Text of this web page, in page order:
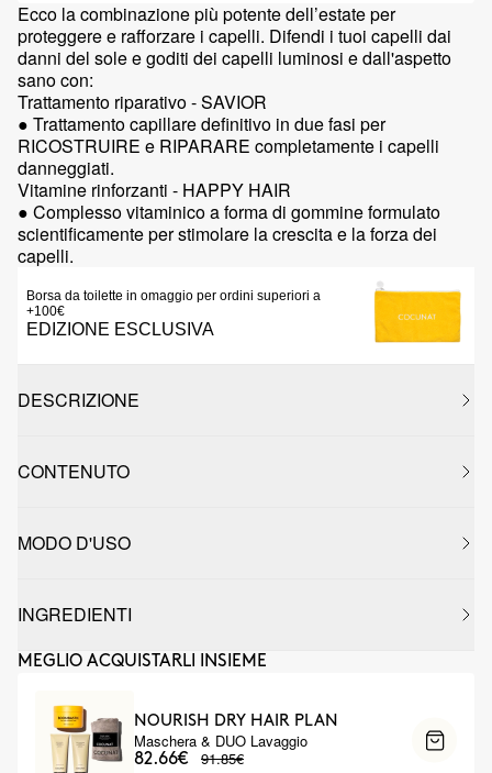
Ecco la combinazione più potente dell’estate per
proteggere e rafforzare i capelli. Difendi i tuoi capelli dai
danni del sole e goditi dei capelli luminosi e dall'aspetto
sano con:
Trattamento riparativo - SAVIOR
● Trattamento capillare definitivo in due fasi per
RICOSTRUIRE e RIPARARE completamente i capelli
danneggiati.
Vitamine rinforzanti - HAPPY HAIR
● Complesso vitaminico a forma di gommine formulato
scientificamente per stimolare la crescita e la forza dei
capelli.
Borsa da toilette in omaggio per ordini superiori a
+100€
EDIZIONE ESCLUSIVA
DESCRIZIONE
CONTENUTO
MODO D'USO
INGREDIENTI
MEGLIO ACQUISTARLI INSIEME
NOURISH DRY HAIR PLAN
Maschera & DUO Lavaggio
82.66€ 91.85€